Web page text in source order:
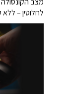
לחלוטין – ללא